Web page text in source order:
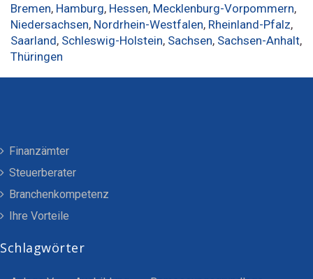
Bremen, Hamburg, Hessen, Mecklenburg-Vorpommern,
Niedersachsen, Nordrhein-Westfalen, Rheinland-Pfalz,
Saarland, Schleswig-Holstein, Sachsen, Sachsen-Anhalt,
Thüringen
Finanzämter
Steuerberater
Branchenkompetenz
Ihre Vorteile
Schlagwörter